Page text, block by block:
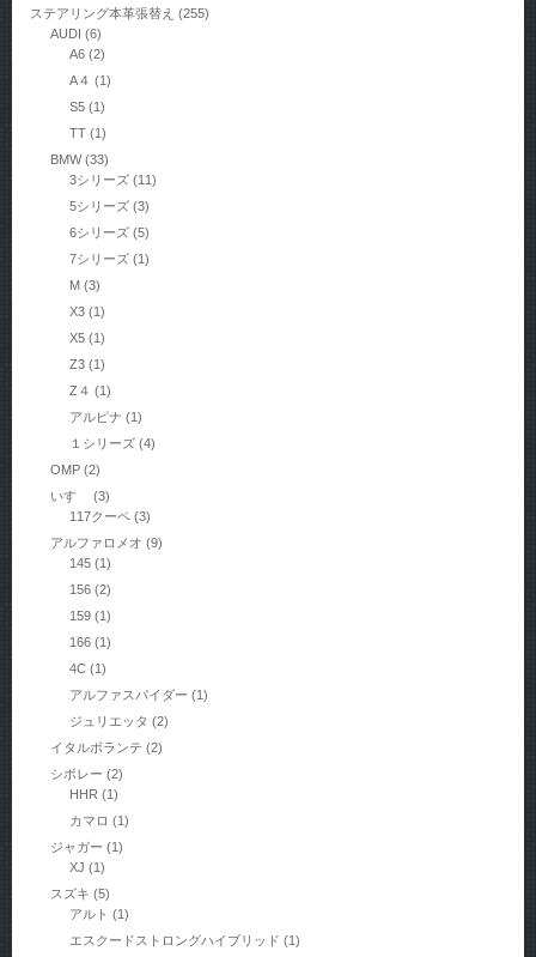
ステアリング本革張替え (255)
AUDI (6)
A6 (2)
A４ (1)
S5 (1)
TT (1)
BMW(33)
3シリーズ (11)
5シリーズ (3)
6シリーズ (5)
7シリーズ (1)
M (3)
X3 (1)
X5 (1)
Z3 (1)
Z４ (1)
アルピナ (1)
１シリーズ (4)
OMP(2)
いすゞ
(3)
117クーペ (3)
アルファロメオ (9)
145 (1)
156 (2)
159 (1)
166 (1)
4C (1)
アルファスパイダー (1)
ジュリエッタ (2)
イタルボランテ (2)
シボレー (2)
HHR (1)
カマロ (1)
ジャガー (1)
XJ (1)
スズキ (5)
アルト (1)
エスクードストロングハイブリッド (1)